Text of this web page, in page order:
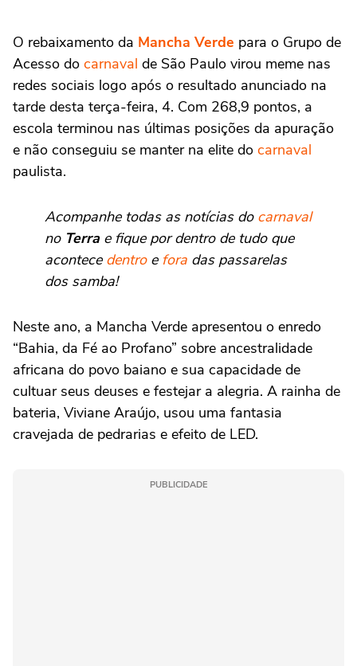
O rebaixamento da Mancha Verde para o Grupo de
Acesso do carnaval de São Paulo virou meme nas
redes sociais logo após o resultado anunciado na
tarde desta terça-feira, 4. Com 268,9 pontos, a
escola terminou nas últimas posições da apuração
e não conseguiu se manter na elite do carnaval
paulista.
Acompanhe todas as notícias do carnaval
no Terrae fique por dentro de tudo que
acontece dentroe fora das passarelas
dos samba!
Neste ano, a Mancha Verde apresentou o enredo
“Bahia, da Fé ao Profano” sobre ancestralidade
africana do povo baiano e sua capacidade de
cultuar seus deuses e festejar a alegria. A rainha de
bateria, Viviane Araújo, usou uma fantasia
cravejada de pedrarias e efeito de LED.
PUBLICIDADE